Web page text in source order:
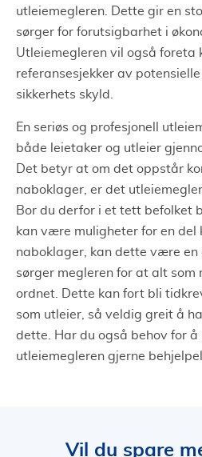
utleiemegleren. Dette gir en
sørger for forutsigbarhet i
Utleiemegleren vil også foreta
referansesjekker av
sikkerhets skyld.
En seriøs og profesjonell
både leietaker og utleier
Det betyr at om det oppstår
naboklager, er det
Bor du derfor i et tett befolket
kan være muligheter for en del
naboklager, kan dette være en
sørger megleren for at alt som
ordnet. Dette kan fort bli
som utleier, så veldig greit å
dette. Har du også behov for å
utleiemegleren gjerne
Vil du spare